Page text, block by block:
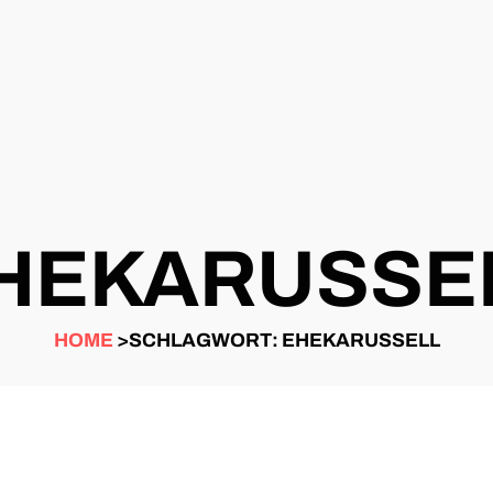
HOME >SCHLAGWORT: EHEKARUSSELL